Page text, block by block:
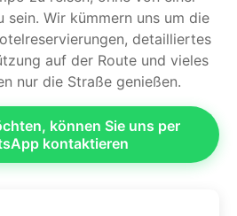
sein. Wir kümmern uns um die
detailliertes
auf der Route und vieles
nur die Straße genießen.
können Sie uns per
kontaktieren